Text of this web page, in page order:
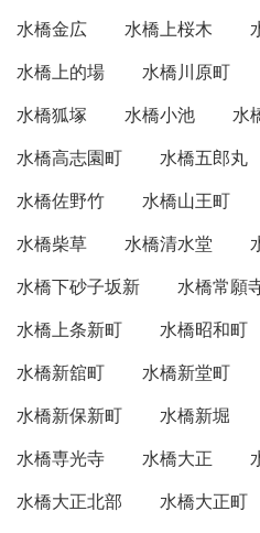
水橋金広
水橋上桜木
水橋上的場
水橋川原町
水橋狐塚
水橋小池 水
水橋高志園町
水橋五郎丸
水橋佐野竹
水橋山王町
水橋柴草
水橋清水堂
水橋下砂子坂新
水橋常願
水橋上条新町
水橋昭和町
水橋新舘町
水橋新堂町
水橋新保新町
水橋新堀
水橋専光寺
水橋大正
水橋大正北部
水橋大正町